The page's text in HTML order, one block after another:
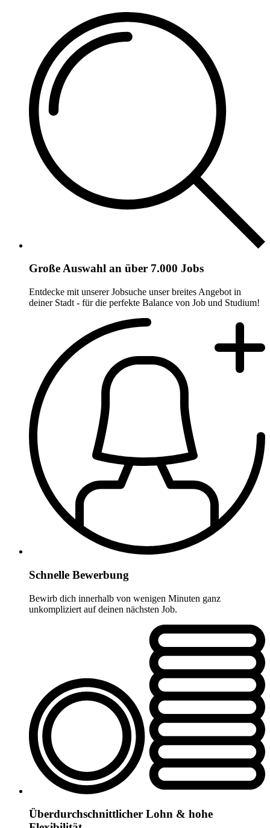
Große Auswahl an über 7.000 Jobs
Entdecke mit unserer Jobsuche unser breites Angebot in
deiner Stadt - für die perfekte Balance von Job und Studium!
Schnelle Bewerbung
Bewirb dich innerhalb von wenigen Minuten ganz
unkompliziert auf deinen nächsten Job.
Überdurchschnittlicher Lohn & hohe